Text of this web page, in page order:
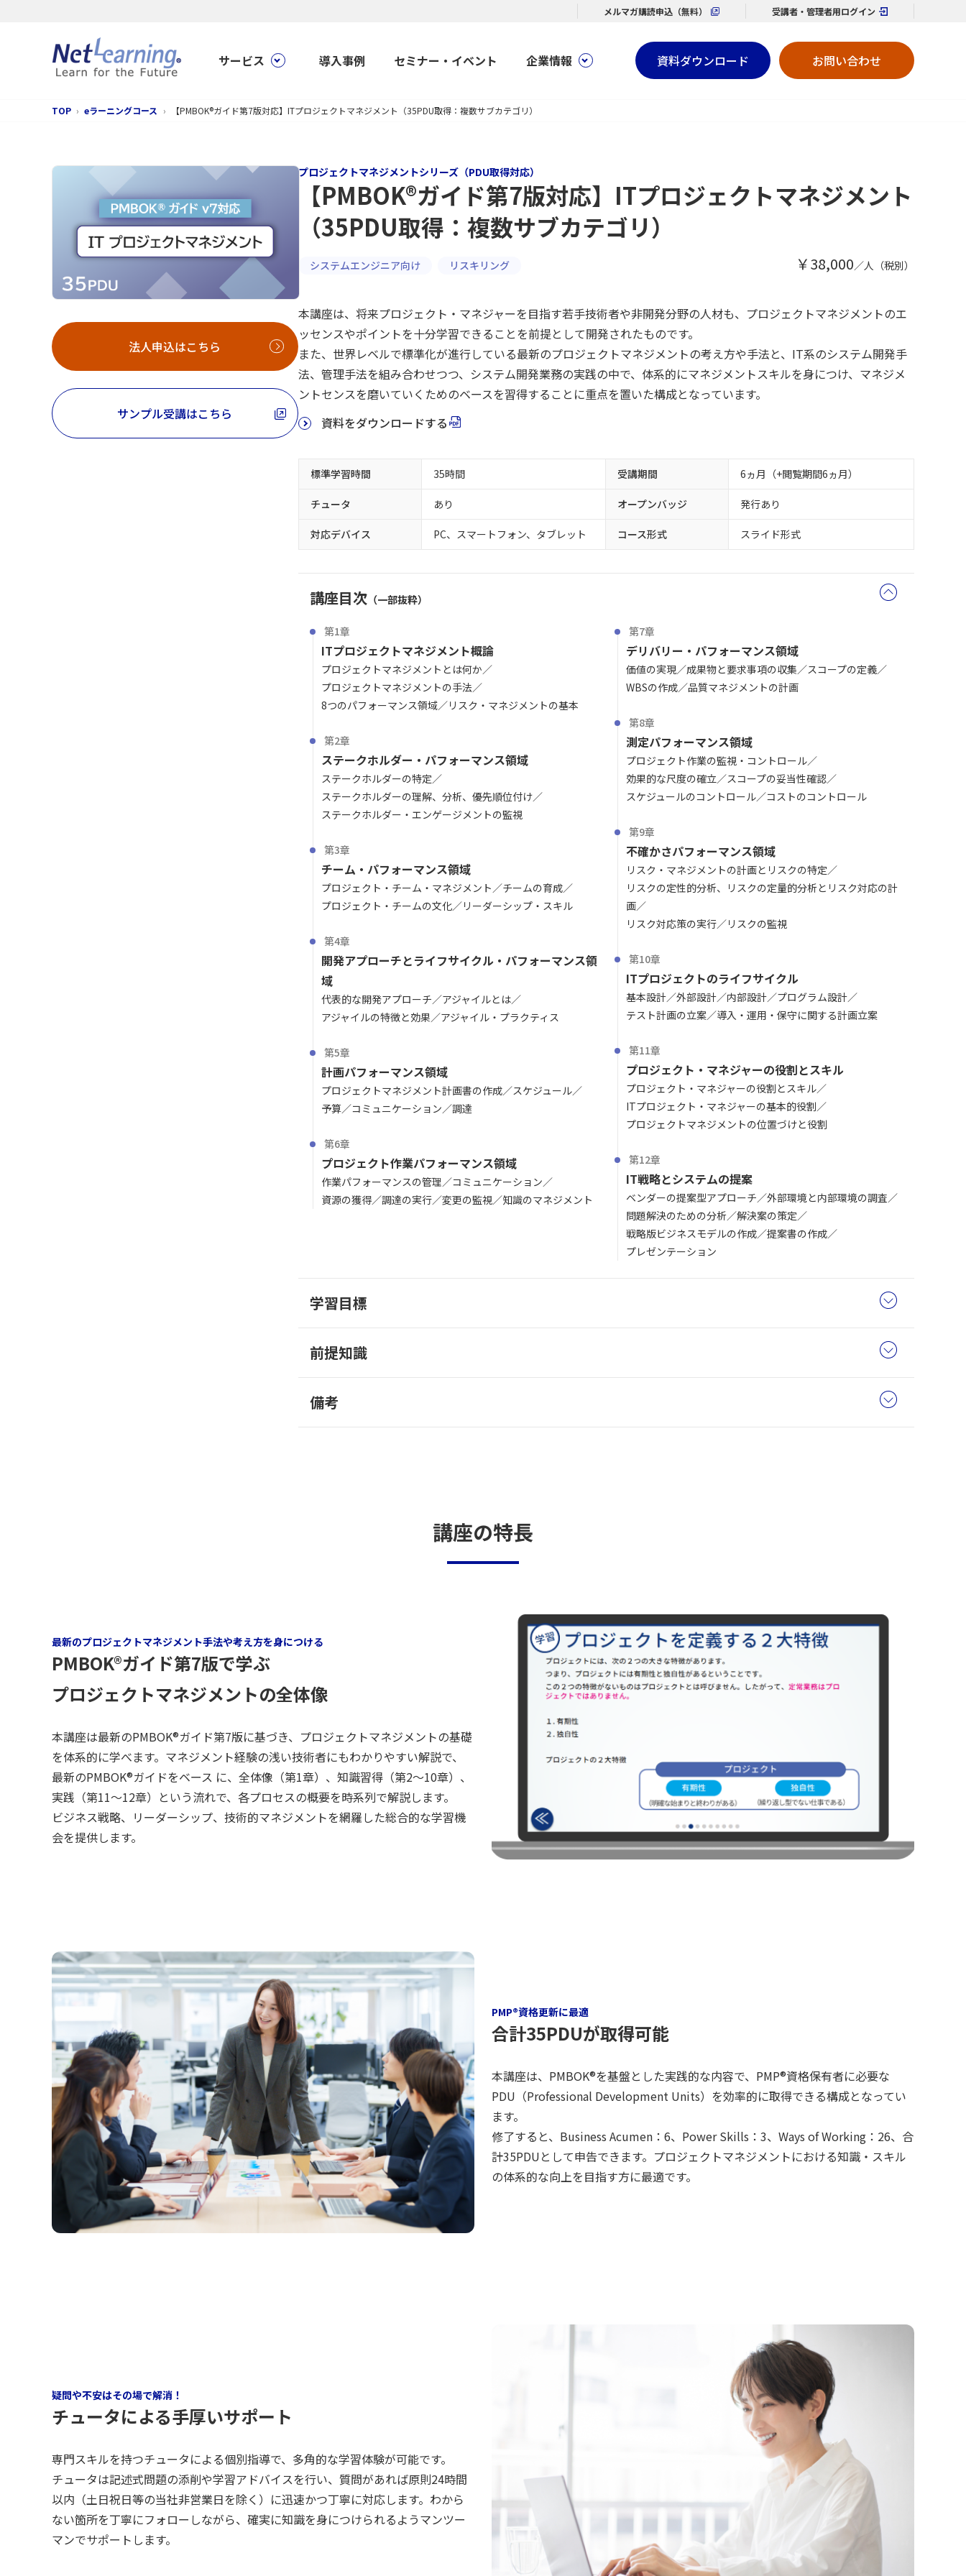
メルマガ購読申込（無料） 受講者・管理者用ログイン
サービス 導入事例 セミナー・イベント 企業情報 資料ダウンロード お問い合わせ
TOP eラーニングコース 【PMBOK®ガイド第7版対応】ITプロジェクトマネジメント（35PDU取得：複数サブカテゴリ）
法人申込はこちら
サンプル受講はこちら
プロジェクトマネジメントシリーズ（PDU取得対応）
【PMBOK®ガイド第7版対応】ITプロジェクトマネジメント
（35PDU取得：複数サブカテゴリ）
システムエンジニア向け リスキリング ￥38,000／人（税別）
本講座は、将来プロジェクト・マネジャーを目指す若手技術者や非開発分野の人材も、プロジェクトマネジメントのエ
ッセンスやポイントを十分学習できることを前提として開発されたものです。
また、世界レベルで標準化が進行している最新のプロジェクトマネジメントの考え方や手法と、IT系のシステム開発手
法、管理手法を組み合わせつつ、システム開発業務の実践の中で、体系的にマネジメントスキルを身につけ、マネジメ
ントセンスを磨いていくためのベースを習得することに重点を置いた構成となっています。
資料をダウンロードする
標準学習時間 35時間 受講期間 6ヵ月（+閲覧期間6ヵ月）
チュータ あり オープンバッジ 発行あり
対応デバイス PC、スマートフォン、タブレット コース形式 スライド形式
講座目次（一部抜粋）
第1章
ITプロジェクトマネジメント概論
プロジェクトマネジメントとは何か
プロジェクトマネジメントの手法
8つのパフォーマンス領域
リスク・マネジメントの基本
第2章
ステークホルダー・パフォーマンス領域
ステークホルダーの特定
ステークホルダーの理解、分析、優先順位付け
ステークホルダー・エンゲージメントの監視
第3章
チーム・パフォーマンス領域
プロジェクト・チーム・マネジメント
チームの育成
プロジェクト・チームの文化
リーダーシップ・スキル
第4章
開発アプローチとライフサイクル・パフォーマンス領
域
代表的な開発アプローチ
アジャイルとは
アジャイルの特徴と効果
アジャイル・プラクティス
第5章
計画パフォーマンス領域
プロジェクトマネジメント計画書の作成
スケジュール
予算
コミュニケーション 調達
第6章
プロジェクト作業パフォーマンス領域
作業パフォーマンスの管理
コミュニケーション
資源の獲得
調達の実行 変更の監視 知識のマネジメント
第7章
デリバリー・パフォーマンス領域
価値の実現 成果物と要求事項の収集
スコープの定義
WBSの作成
品質マネジメントの計画
第8章
測定パフォーマンス領域
プロジェクト作業の監視・コントロール
効果的な尺度の確立
スコープの妥当性確認
スケジュールのコントロール
コストのコントロール
第9章
不確かさパフォーマンス領域
リスク・マネジメントの計画とリスクの特定
リスクの定性的分析、リスクの定量的分析とリスク対応の計
画
リスク対応策の実行
リスクの監視
第10章
ITプロジェクトのライフサイクル
基本設計 外部設計 内部設計
プログラム設計
テスト計画の立案
導入・運用・保守に関する計画立案
第11章
プロジェクト・マネジャーの役割とスキル
プロジェクト・マネジャーの役割とスキル
ITプロジェクト・マネジャーの基本的役割
プロジェクトマネジメントの位置づけと役割
第12章
IT戦略とシステムの提案
ベンダーの提案型アプローチ
外部環境と内部環境の調査
問題解決のための分析
解決案の策定
戦略版ビジネスモデルの作成
提案書の作成
プレゼンテーション
学習目標
前提知識
備考
講座の特長
最新のプロジェクトマネジメント手法や考え方を身につける
PMBOK®ガイド第7版で学ぶ
プロジェクトマネジメントの全体像
本講座は最新のPMBOK®ガイド第7版に基づき、プロジェクトマネジメントの基礎
を体系的に学べます。マネジメント経験の浅い技術者にもわかりやすい解説で、
最新のPMBOK®ガイドをベース に、全体像（第1章）、知識習得（第2～10章）、
実践（第11～12章）という流れで、各プロセスの概要を時系列で解説します。
ビジネス戦略、リーダーシップ、技術的マネジメントを網羅した総合的な学習機
会を提供します。
PMP®資格更新に最適
合計35PDUが取得可能
本講座は、PMBOK®を基盤とした実践的な内容で、PMP®資格保有者に必要な
PDU（Professional Development Units）を効率的に取得できる構成となってい
ます。
修了すると、Business Acumen：6、Power Skills：3、Ways of Working：26、合
計35PDUとして申告できます。プロジェクトマネジメントにおける知識・スキル
の体系的な向上を目指す方に最適です。
疑問や不安はその場で解消！
チュータによる手厚いサポート
専門スキルを持つチュータによる個別指導で、多角的な学習体験が可能です。
チュータは記述式問題の添削や学習アドバイスを行い、質問があれば原則24時間
以内（土日祝日等の当社非営業日を除く）に迅速かつ丁寧に対応します。わから
ない箇所を丁寧にフォローしながら、確実に知識を身につけられるようマンツー
マンでサポートします。